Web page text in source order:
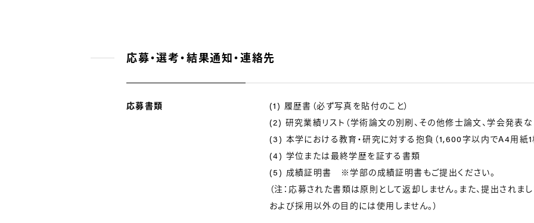
応募・選考・結果通知・連絡先
応募書類
(1) 履歴書（必ず写真を貼付のこと）
(2) 研究業績リスト（学術論文の別刷、その他修士論文、学会発表な
(3) 本学における教育・研究に対する抱負（1,600字以内でA4用紙1
(4) 学位または最終学歴を証する書類
(5) 成績証明書 ※学部の成績証明書もご提出ください。
（注：応募された書類は原則として返却しません。また、提出され
および採用以外の目的には使用しません。）